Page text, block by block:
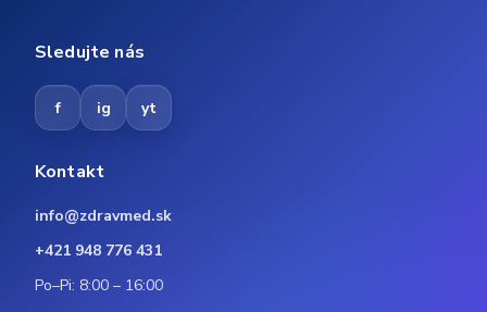
Sledujte nás
f ig yt
Kontakt
info@zdravmed.sk
+421 948 776 431
Po–Pi: 8:00 – 16:00